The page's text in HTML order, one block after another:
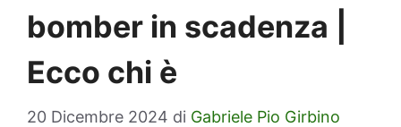
bomber in scadenza |
Ecco chi è
20 Dicembre 2024 di Gabriele Pio Girbino